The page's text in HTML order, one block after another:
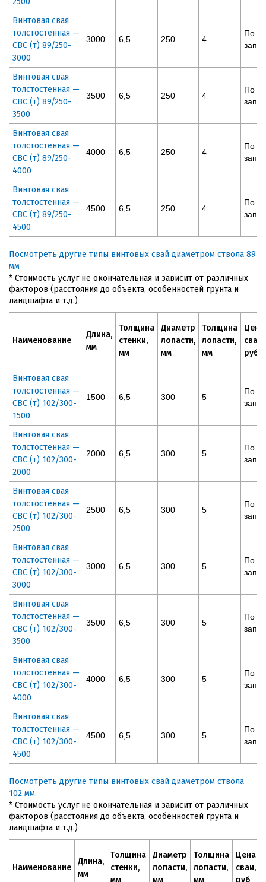
Винтовая свая
толстостенная —
СВС (т) 89/250-
3000
3000 6,5 250 4
По
Винтовая свая
толстостенная —
СВС (т) 89/250-
3500
3500 6,5 250 4
По
Винтовая свая
толстостенная —
СВС (т) 89/250-
4000
4000 6,5 250 4
По
Винтовая свая
толстостенная —
СВС (т) 89/250-
4500
4500 6,5 250 4
По
Посмотреть другие типы винтовых свай диаметром ствола 89
мм
* Стоимость услуг не окончательная и зависит от различных
факторов (расстояния до объекта, особенностей грунта и
ландшафта и т.д.)
Наименование
Длина,
мм
Толщина
стенки,
мм
Диаметр
лопасти,
мм
Толщина
лопасти,
мм
Цена
сваи,
руб
Винтовая свая
толстостенная —
СВС (т) 102/300-
1500
1500 6,5 300 5
По
Винтовая свая
толстостенная —
СВС (т) 102/300-
2000
2000 6,5 300 5
По
Винтовая свая
толстостенная —
СВС (т) 102/300-
2500
2500 6,5 300 5
По
Винтовая свая
толстостенная —
СВС (т) 102/300-
3000
3000 6,5 300 5
По
Винтовая свая
толстостенная —
СВС (т) 102/300-
3500
3500 6,5 300 5
По
Винтовая свая
толстостенная —
СВС (т) 102/300-
4000
4000 6,5 300 5
По
Винтовая свая
толстостенная —
СВС (т) 102/300-
4500
4500 6,5 300 5
По
Посмотреть другие типы винтовых свай диаметром ствола
102 мм
* Стоимость услуг не окончательная и зависит от различных
факторов (расстояния до объекта, особенностей грунта и
ландшафта и т.д.)
Наименование
Длина,
мм
Толщина
стенки,
мм
Диаметр
лопасти,
мм
Толщина
лопасти,
мм
Цена
сваи,
руб